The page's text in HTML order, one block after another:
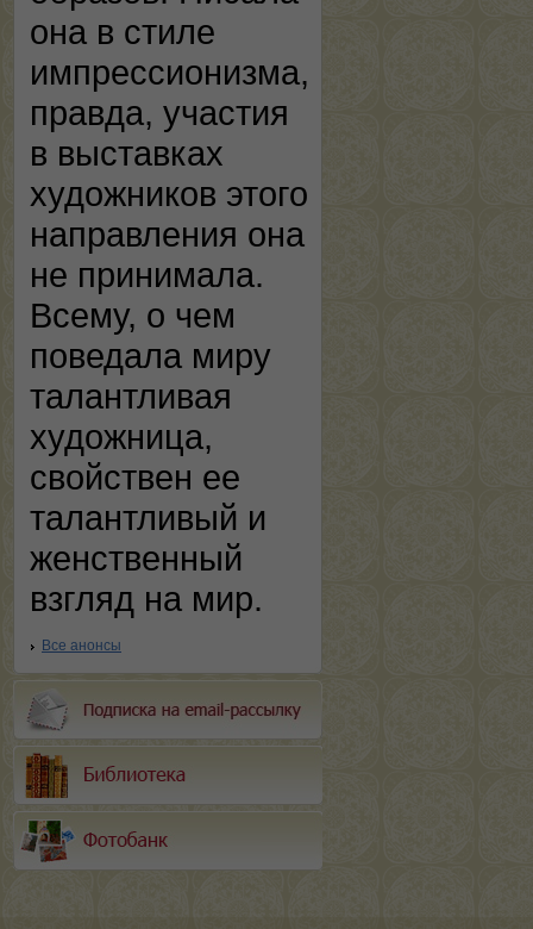
она в стиле
импрессионизма,
правда, участия
в выставках
художников этого
направления она
не принимала.
Всему, о чем
поведала миру
талантливая
художница,
свойствен ее
талантливый и
женственный
взгляд на мир.
Все анонсы